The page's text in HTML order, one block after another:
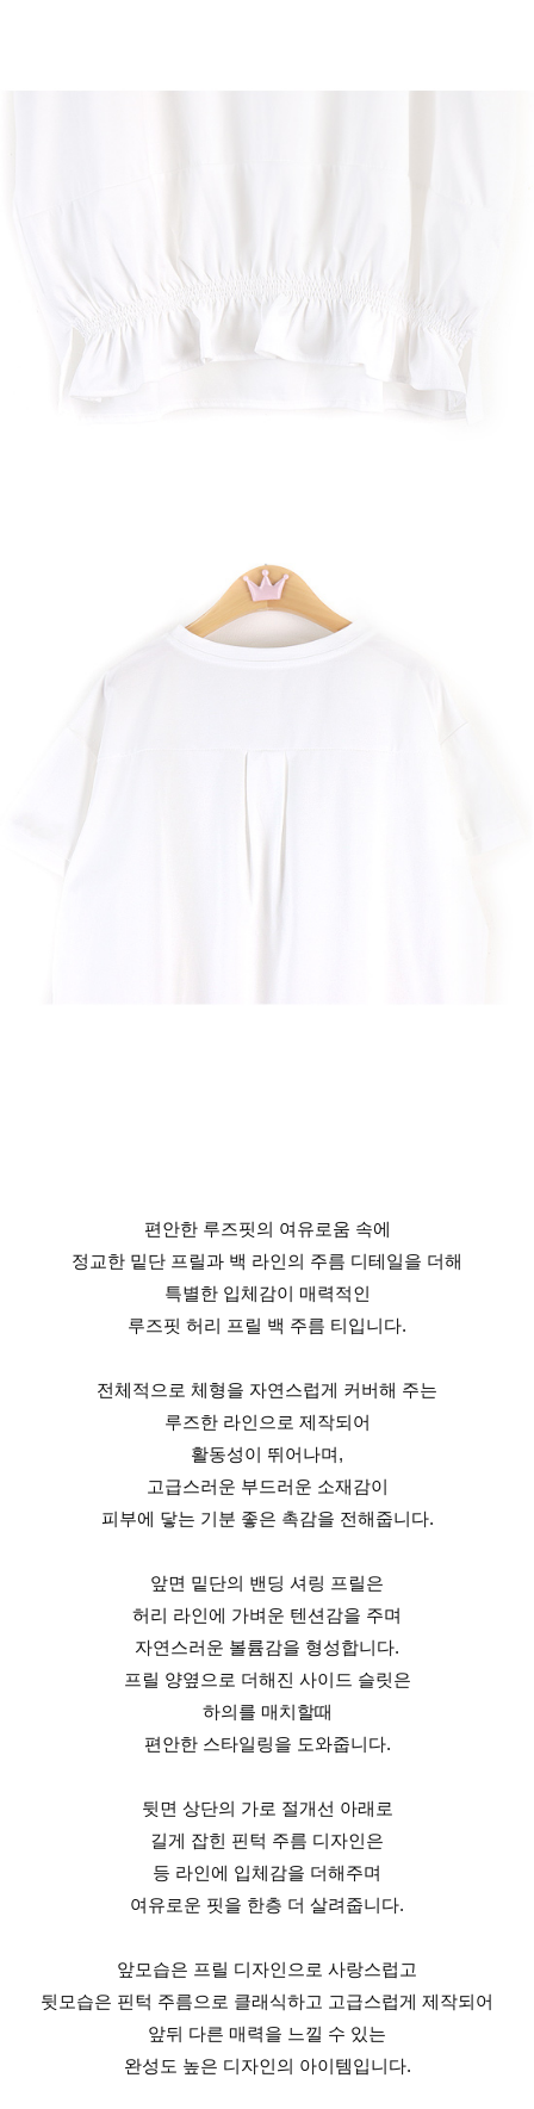
편안한 루즈핏의 여유로움 속에
정교한 밑단 프릴과 백 라인의 주름 디테일을 더해
특별한 입체감이 매력적인
루즈핏 허리 프릴 백 주름 티입니다.
전체적으로 체형을 자연스럽게 커버해 주는
루즈한 라인으로 제작되어
활동성이 뛰어나며,
고급스러운 부드러운 소재감이
피부에 닿는 기분 좋은 촉감을 전해줍니다.
앞면 밑단의 밴딩 셔링 프릴은
허리 라인에 가벼운 텐션감을 주며
자연스러운 볼륨감을 형성합니다.
프릴 양옆으로 더해진 사이드 슬릿은
하의를 매치할때
편안한 스타일링을 도와줍니다.
뒷면 상단의 가로 절개선 아래로
길게 잡힌 핀턱 주름 디자인은
등 라인에 입체감을 더해주며
여유로운 핏을 한층 더 살려줍니다.
앞모습은 프릴 디자인으로 사랑스럽고
뒷모습은 핀턱 주름으로 클래식하고 고급스럽게 제작되어
앞뒤 다른 매력을 느낄 수 있는